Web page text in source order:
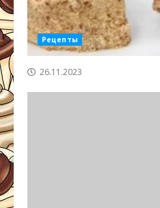
Рецепты
26.11.2023